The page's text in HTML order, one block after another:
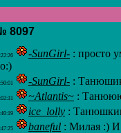
8097
-SunGirl- : просто
-SunGirl- :
~Atlantis~ :
ice_lolly :
baneful : Милая :) И